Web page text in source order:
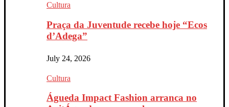
Cultura
Praça da Juventude recebe hoje “Ecos
d’Adega”
July 24, 2026
Cultura
Águeda Impact Fashion arranca no